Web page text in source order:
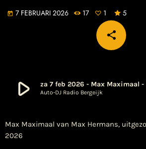
today 7 FEBRUARI 2026 17 1 5
share
email
play_arrow za 7 feb 2026 - Max Maximaal
Auto-DJ Radio Bergeijk
Max Maximaal van Max Hermans,
2026